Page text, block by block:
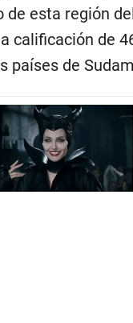
esta región
calificación de
de